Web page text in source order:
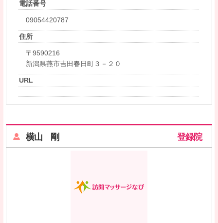
電話番号
09054420787
住所
〒9590216
新潟県燕市吉田春日町３－２０
URL
横山 剛 登録院